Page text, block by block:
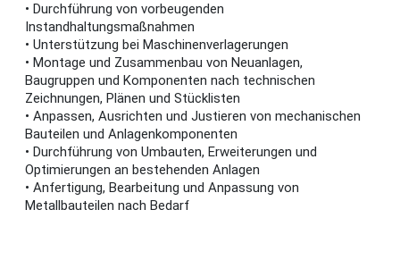
• Durchführung von vorbeugenden
Instandhaltungsmaßnahmen
• Unterstützung bei Maschinenverlagerungen
• Montage und Zusammenbau von Neuanlagen,
Baugruppen und Komponenten nach technischen
Zeichnungen, Plänen und Stücklisten
• Anpassen, Ausrichten und Justieren von mechanischen
Bauteilen und Anlagenkomponenten
• Durchführung von Umbauten, Erweiterungen und
Optimierungen an bestehenden Anlagen
• Anfertigung, Bearbeitung und Anpassung von
Metallbauteilen nach Bedarf